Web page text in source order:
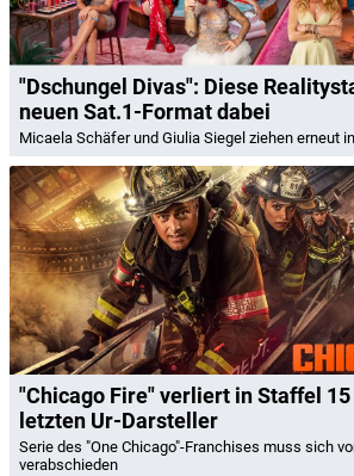
"Dschungel Divas": Diese
neuen Sat.1-Format dabei
Micaela Schäfer und Giulia Siegel ziehen erneut
"Chicago Fire" verliert in Staffel
letzten Ur-Darsteller
Serie des "One Chicago"-Franchises muss sich
verabschieden